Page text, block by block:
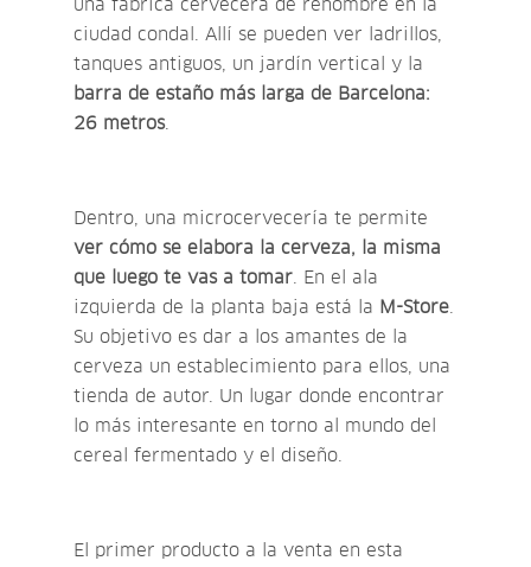
una fábrica cervecera de renombre en la
ciudad condal. Allí se pueden ver ladrillos,
tanques antiguos, un jardín vertical y la
barra de estaño más larga de Barcelona:
26 metros.
Dentro, una microcervecería te permite
ver cómo se elabora la cerveza, la misma
que luego te vas a tomar . En el ala
izquierda de la planta baja está la M-Store
Su objetivo es dar a los amantes de la
cerveza un establecimiento para ellos, una
tienda de autor. Un lugar donde encontrar
lo más interesante en torno al mundo del
cereal fermentado y el diseño.
El primer producto a la venta en esta